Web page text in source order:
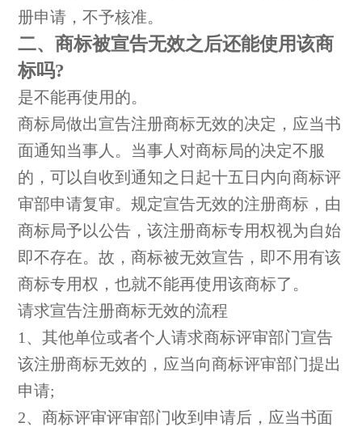
册申请，不予核准。
二、商标被宣告无效之后还能使用该商
标吗?
是不能再使用的。
商标局做出宣告注册商标无效的决定，应当书
面通知当事人。当事人对商标局的决定不服
的，可以自收到通知之日起十五日内向商标评
审部申请复审。规定宣告无效的注册商标，由
商标局予以公告，该注册商标专用权视为自始
即不存在。故，商标被无效宣告，即不用有该
商标专用权，也就不能再使用该商标了。
请求宣告注册商标无效的流程
1、其他单位或者个人请求商标评审部门宣告
该注册商标无效的，应当向商标评审部门提出
申请;
2、商标评审评审部门收到申请后，应当书面